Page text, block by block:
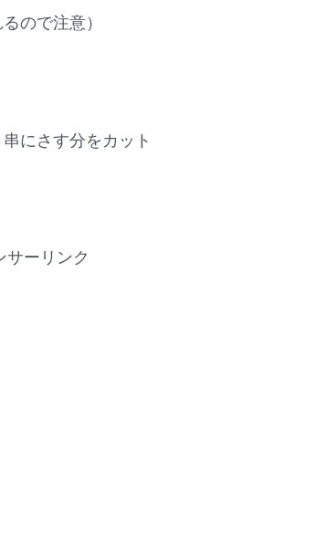
ので注意）
にさす分をカット
サーリンク